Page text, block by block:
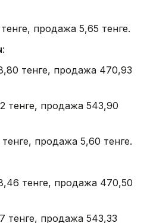
продажа 5,65 тенге.
:
тенге, продажа 470,93
тенге, продажа 543,90
продажа 5,60 тенге.
тенге, продажа 470,50
тенге, продажа 543,33